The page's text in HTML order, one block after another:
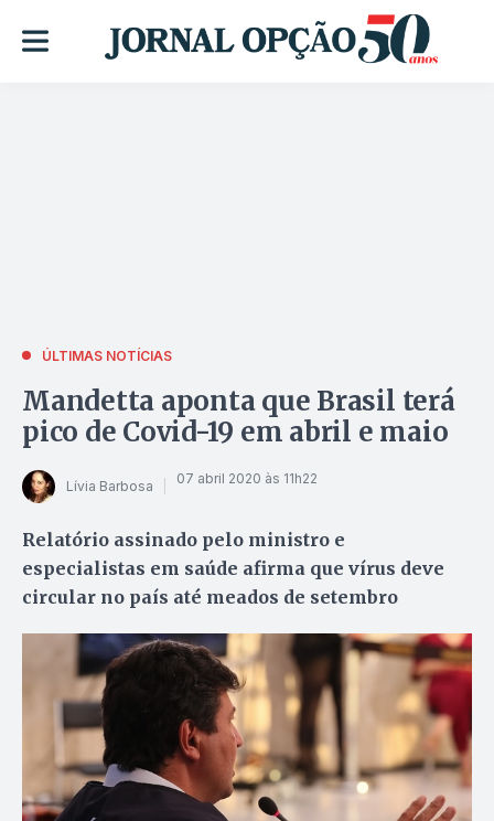
ÚLTIMAS NOTÍCIAS
Mandetta aponta que Brasil terá
pico de Covid-19 em abril e maio
Lívia Barbosa 07 abril 2020 às 11h22
Relatório assinado pelo ministro e
especialistas em saúde afirma que vírus deve
circular no país até meados de setembro